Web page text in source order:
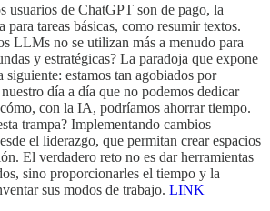
usuarios de ChatGPT son de pago, la
tareas básicas, como resumir textos.
LLMs no se utilizan más a menudo para
y estratégicas? La paradoja que expone
siguiente: estamos tan agobiados por
día a día que no podemos dedicar
con la IA, podríamos ahorrar tiempo.
trampa? Implementando cambios
el liderazgo, que permitan crear espacios
El verdadero reto no es dar herramientas
sino proporcionarles el tiempo y la
sus modos de trabajo. LINK